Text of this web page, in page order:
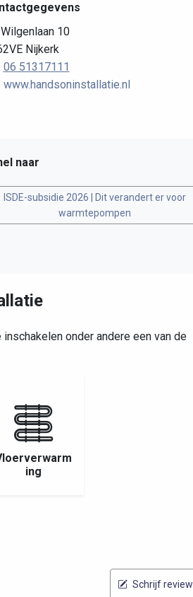
Wilgenlaan 10
Nijkerk
06 51317111
www.handsoninstallatie.nl
naar
ISDE-subsidie 2026 | Dit verandert er voor
warmtepompen
onder andere een van de
ing
Schrijf review